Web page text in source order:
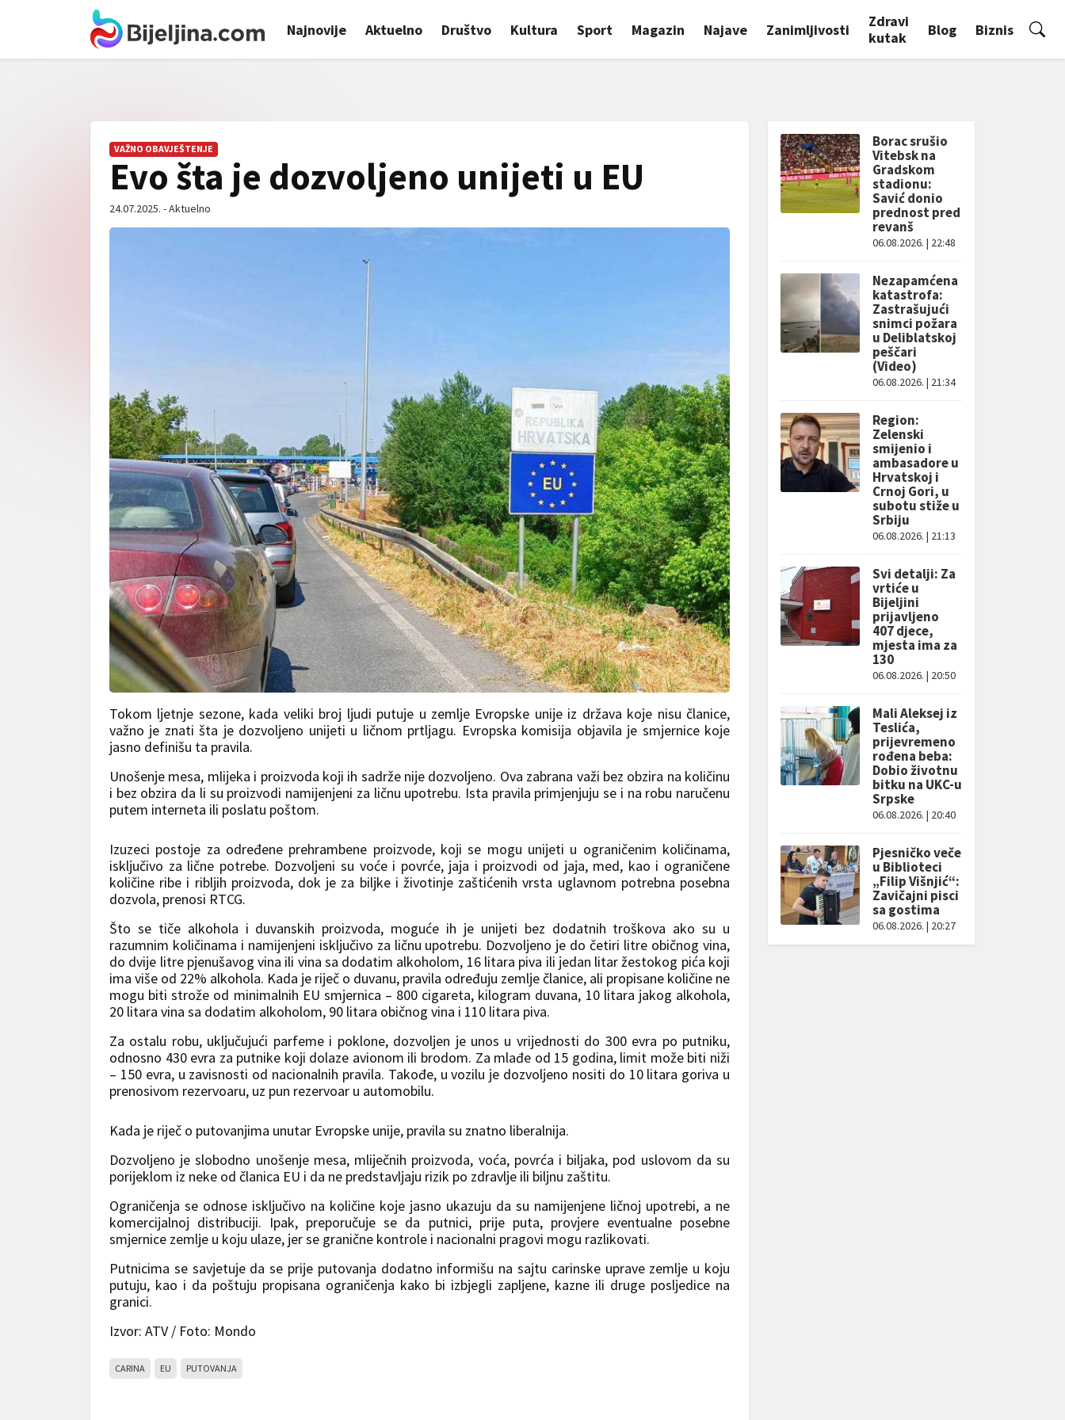
Najnovije Aktuelno Društvo Kultura Sport Magazin Najave Zanimljivosti
Zdravi
kutak
Blog Biznis
VAŽNO OBAVJEŠTENJE
Evo šta je dozvoljeno unijeti u EU
24.07.2025. - Aktuelno
Tokom ljetnje sezone, kada veliki broj ljudi putuje u zemlje Evropske unije iz država koje nisu članice,
važno je znati šta je dozvoljeno unijeti u ličnom prtljagu. Evropska komisija objavila je smjernice koje
jasno definišu ta pravila.
Unošenje mesa, mlijeka i proizvoda koji ih sadrže nije dozvoljeno. Ova zabrana važi bez obzira na količinu
i bez obzira da li su proizvodi namijenjeni za ličnu upotrebu. Ista pravila primjenjuju se i na robu naručenu
putem interneta ili poslatu poštom.
Izuzeci postoje za određene prehrambene proizvode, koji se mogu unijeti u ograničenim količinama,
isključivo za lične potrebe. Dozvoljeni su voće i povrće, jaja i proizvodi od jaja, med, kao i ograničene
količine ribe i ribljih proizvoda, dok je za biljke i životinje zaštićenih vrsta uglavnom potrebna posebna
dozvola, prenosi RTCG.
Što se tiče alkohola i duvanskih proizvoda, moguće ih je unijeti bez dodatnih troškova ako su u
razumnim količinama i namijenjeni isključivo za ličnu upotrebu. Dozvoljeno je do četiri litre običnog vina,
do dvije litre pjenušavog vina ili vina sa dodatim alkoholom, 16 litara piva ili jedan litar žestokog pića koji
ima više od 22% alkohola. Kada je riječ o duvanu, pravila određuju zemlje članice, ali propisane količine ne
mogu biti strože od minimalnih EU smjernica – 800 cigareta, kilogram duvana, 10 litara jakog alkohola,
20 litara vina sa dodatim alkoholom, 90 litara običnog vina i 110 litara piva.
Za ostalu robu, uključujući parfeme i poklone, dozvoljen je unos u vrijednosti do 300 evra po putniku,
odnosno 430 evra za putnike koji dolaze avionom ili brodom. Za mlađe od 15 godina, limit može biti niži
– 150 evra, u zavisnosti od nacionalnih pravila. Takođe, u vozilu je dozvoljeno nositi do 10 litara goriva u
prenosivom rezervoaru, uz pun rezervoar u automobilu.
Kada je riječ o putovanjima unutar Evropske unije, pravila su znatno liberalnija.
Dozvoljeno je slobodno unošenje mesa, mliječnih proizvoda, voća, povrća i biljaka, pod uslovom da su
porijeklom iz neke od članica EU i da ne predstavljaju rizik po zdravlje ili biljnu zaštitu.
Ograničenja se odnose isključivo na količine koje jasno ukazuju da su namijenjene ličnoj upotrebi, a ne
komercijalnoj distribuciji. Ipak, preporučuje se da putnici, prije puta, provjere eventualne posebne
smjernice zemlje u koju ulaze, jer se granične kontrole i nacionalni pragovi mogu razlikovati.
Putnicima se savjetuje da se prije putovanja dodatno informišu na sajtu carinske uprave zemlje u koju
putuju, kao i da poštuju propisana ograničenja kako bi izbjegli zapljene, kazne ili druge posljedice na
granici.
Izvor: ATV / Foto: Mondo
CARINA EU PUTOVANJA
Borac srušio
Vitebsk na
Gradskom
stadionu:
Savić donio
prednost pred
revanš
06.08.2026. | 22:48
Nezapamćena
katastrofa:
Zastrašujući
snimci požara
u Deliblatskoj
peščari
(Video)
06.08.2026. | 21:34
Region:
Zelenski
smijenio i
ambasadore u
Hrvatskoj i
Crnoj Gori, u
subotu stiže u
Srbiju
06.08.2026. | 21:13
Svi detalji: Za
vrtiće u
Bijeljini
prijavljeno
407 djece,
mjesta ima za
130
06.08.2026. | 20:50
Mali Aleksej iz
Teslića,
prijevremeno
rođena beba:
Dobio životnu
bitku na UKC-u
Srpske
06.08.2026. | 20:40
Pjesničko veče
u Biblioteci
„Filip Višnjić“:
Zavičajni pisci
sa gostima
06.08.2026. | 20:27